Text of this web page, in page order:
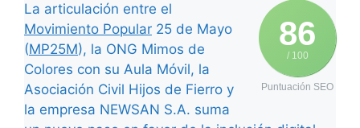
86
/ 100
Puntuación SEO
La articulación entre el
Movimiento Popular 25 de Mayo
(MP25M), la ONG Mimos de
Colores con su Aula Móvil, la
Asociación Civil Hijos de Fierro y
la empresa NEWSAN S.A. suma